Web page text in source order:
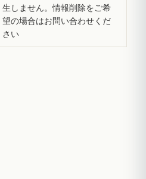
生しません。情報削除をご希
望の場合はお問い合わせくだ
さい